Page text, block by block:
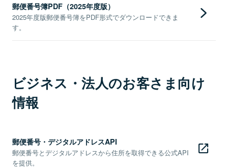
郵便番号簿PDF（2025年度版）
2025年度版郵便番号簿をPDF形式でダウンロードできま
す。
ビジネス・法人のお客さま向け
情報
郵便番号・デジタルアドレスAPI
郵便番号とデジタルアドレスから住所を取得できる公式API
を提供。